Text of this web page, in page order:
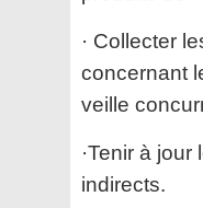
· Collecter
concernant
veille
·Tenir à
indirects.